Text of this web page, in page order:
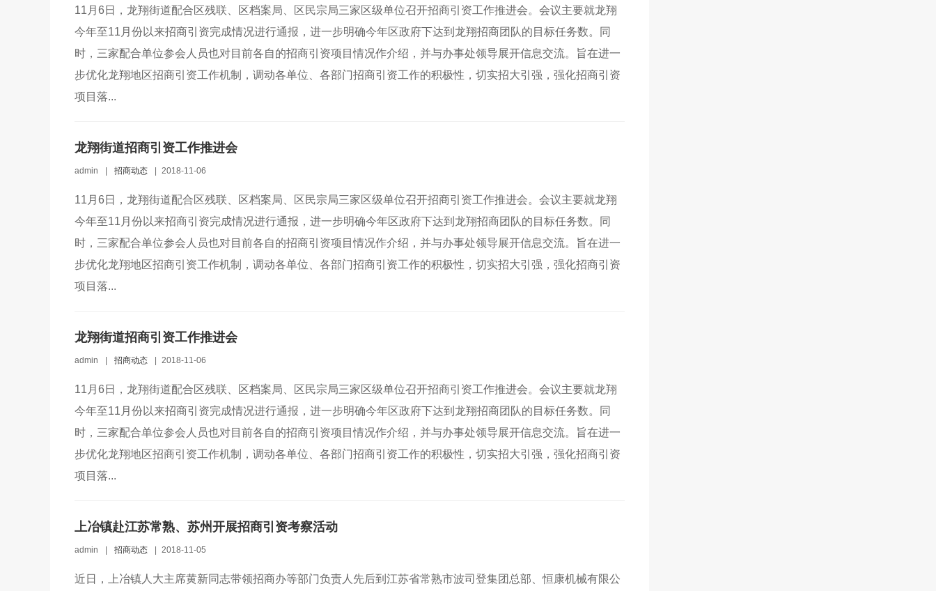
11月6日，龙翔街道配合区残联、区档案局、区民宗局三家区级单位召开招商引资工作推进会。会议主要就龙翔
今年至11月份以来招商引资完成情况进行通报，进一步明确今年区政府下达到龙翔招商团队的目标任务数。同
时，三家配合单位参会人员也对目前各自的招商引资项目情况作介绍，并与办事处领导展开信息交流。旨在进一
步优化龙翔地区招商引资工作机制，调动各单位、各部门招商引资工作的积极性，切实招大引强，强化招商引资
项目落...
龙翔街道招商引资工作推进会
admin 招商动态 2018-11-06
11月6日，龙翔街道配合区残联、区档案局、区民宗局三家区级单位召开招商引资工作推进会。会议主要就龙翔
今年至11月份以来招商引资完成情况进行通报，进一步明确今年区政府下达到龙翔招商团队的目标任务数。同
时，三家配合单位参会人员也对目前各自的招商引资项目情况作介绍，并与办事处领导展开信息交流。旨在进一
步优化龙翔地区招商引资工作机制，调动各单位、各部门招商引资工作的积极性，切实招大引强，强化招商引资
项目落...
龙翔街道招商引资工作推进会
admin 招商动态 2018-11-06
11月6日，龙翔街道配合区残联、区档案局、区民宗局三家区级单位召开招商引资工作推进会。会议主要就龙翔
今年至11月份以来招商引资完成情况进行通报，进一步明确今年区政府下达到龙翔招商团队的目标任务数。同
时，三家配合单位参会人员也对目前各自的招商引资项目情况作介绍，并与办事处领导展开信息交流。旨在进一
步优化龙翔地区招商引资工作机制，调动各单位、各部门招商引资工作的积极性，切实招大引强，强化招商引资
项目落...
上冶镇赴江苏常熟、苏州开展招商引资考察活动
admin 招商动态 2018-11-05
近日，上冶镇人大主席黄新同志带领招商办等部门负责人先后到江苏省常熟市波司登集团总部、恒康机械有限公